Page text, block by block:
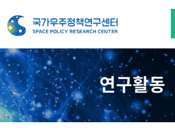
연구활동